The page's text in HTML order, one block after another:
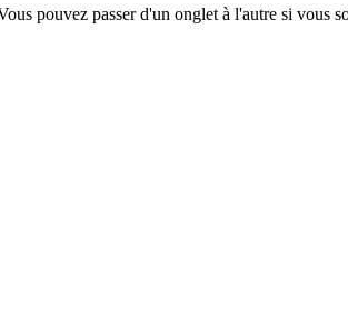
pouvez passer d'un onglet à l'autre si vous